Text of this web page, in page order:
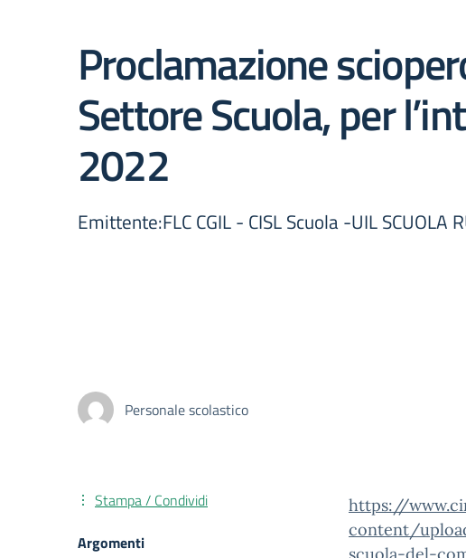
Proclamazione
Settore Scuola, per
2022
Emittente:FLC CGIL - CISL Scuola -UIL SCUOLA
Personale scolastico
https://
content/
Stampa / Condividi
Argomenti